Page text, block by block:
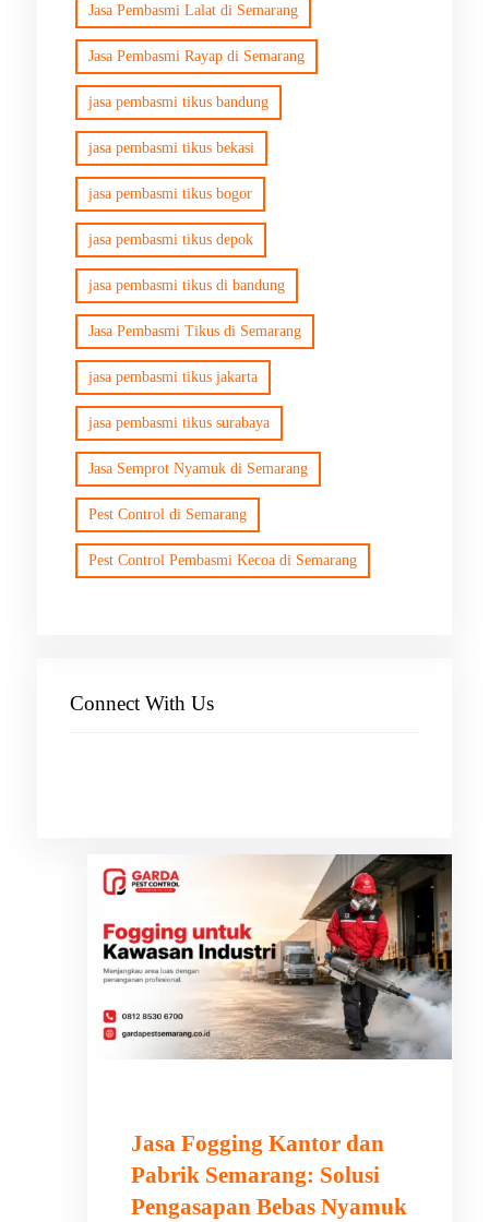
Jasa Pembasmi Lalat di Semarang
Jasa Pembasmi Rayap di Semarang
jasa pembasmi tikus bandung
jasa pembasmi tikus bekasi
jasa pembasmi tikus bogor
jasa pembasmi tikus depok
jasa pembasmi tikus di bandung
Jasa Pembasmi Tikus di Semarang
jasa pembasmi tikus jakarta
jasa pembasmi tikus surabaya
Jasa Semprot Nyamuk di Semarang
Pest Control di Semarang
Pest Control Pembasmi Kecoa di Semarang
Connect With Us
Jasa Fogging Kantor dan
Pabrik Semarang: Solusi
Pengasapan Bebas Nyamuk